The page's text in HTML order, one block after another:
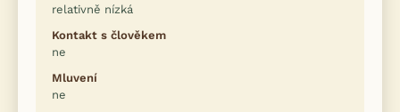
relativně nízká
Kontakt s člověkem
ne
Mluvení
ne